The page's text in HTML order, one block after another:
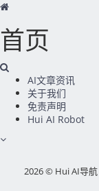
首页
AI文章资讯
关于我们
免责声明
Hui AI Robot
2026 © Hui AI导航